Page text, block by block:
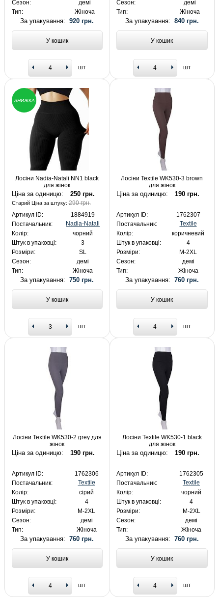
Сезон:
демі
Тип:
Жіноча
За упакування:920 грн.
У кошик
шт
Сезон:
демі
Тип:
Жіноча
За упакування: 840 грн.
У кошик
шт
ЗНИЖКА
Лосіни Nadia-Natali NN1 black
для жінок
Ціна за одиницю: 250 грн.
Старий Ціна за штуку:290 грн.
Артикул ID:
1884919
Постачальник:
Nadia-Natali
Колір:
чорний
Штук в упаковці:
3
Розміри:
SL
Сезон:
демі
Тип:
Жіноча
За упакування:750 грн.
У кошик
шт
Лосіни Textile WK530-3 brown
для жінок
Ціна за одиницю: 190 грн.
Артикул ID:
1762307
Постачальник:
Textile
Колір:
коричневий
Штук в упаковці:
4
Розміри:
M-2XL
Сезон:
демі
Тип:
Жіноча
За упакування: 760 грн.
У кошик
шт
Лосіни Textile WK530-2 grey для
жінок
Ціна за одиницю: 190 грн.
Артикул ID:
1762306
Постачальник:
Textile
Колір:
сірий
Штук в упаковці:
4
Розміри:
M-2XL
Сезон:
демі
Тип:
Жіноча
За упакування:760 грн.
У кошик
шт
Лосіни Textile WK530-1 black
для жінок
Ціна за одиницю: 190 грн.
Артикул ID:
1762305
Постачальник:
Textile
Колір:
чорний
Штук в упаковці:
4
Розміри:
M-2XL
Сезон:
демі
Тип:
Жіноча
За упакування: 760 грн.
У кошик
шт